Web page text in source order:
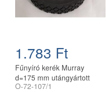
1.783 Ft
Fűnyíró kerék Murray
d=175 mm utángyártott
O-72-107/1